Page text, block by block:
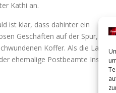
Kathi an.
ist klar, dass dahinter ein
Geschäften auf der Spur, die
Koffer. Als die Lage
ehemalige Postbeamte